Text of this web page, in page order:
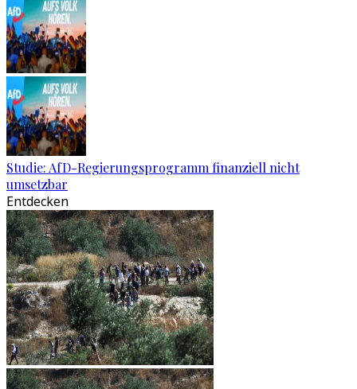
Studie: AfD-Regierungsprogramm finanziell nicht
umsetzbar
Entdecken